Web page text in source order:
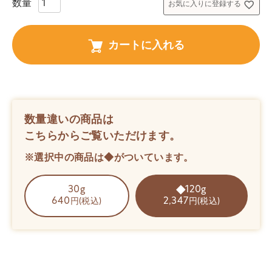
お気に入りに登録する
カートに入れる
数量違いの商品は
こちらからご覧いただけます。
※選択中の商品は◆がついています。
30g
640 円(税込)
120g
2,347 円(税込)